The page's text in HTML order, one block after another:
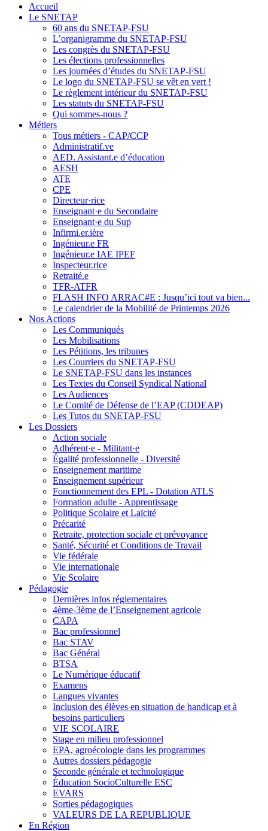
Accueil
Le SNETAP
60 ans du SNETAP-FSU
L’organigramme du SNETAP-FSU
Les congrès du SNETAP-FSU
Les élections professionnelles
Les journées d’études du SNETAP-FSU
Le logo du SNETAP-FSU se vêt en vert !
Le règlement intérieur du SNETAP-FSU
Les statuts du SNETAP-FSU
Qui sommes-nous ?
Métiers
Tous métiers - CAP/CCP
Administratif.ve
AED. Assistant.e d’éducation
AESH
ATE
CPE
Directeur·rice
Enseignant·e du Secondaire
Enseignant·e du Sup
Infirmi.er.ière
Ingénieur.e FR
Ingénieur.e IAE IPEF
Inspecteur.rice
Retraité.e
TFR-ATFR
FLASH INFO ARRAC#E : Jusqu’ici tout va bien...
Le calendrier de la Mobilité de Printemps 2026
Nos Actions
Les Communiqués
Les Mobilisations
Les Pétitions, les tribunes
Les Courriers du SNETAP-FSU
Le SNETAP-FSU dans les instances
Les Textes du Conseil Syndical National
Les Audiences
Le Comité de Défense de l’EAP (CDDEAP)
Les Tutos du SNETAP-FSU
Les Dossiers
Action sociale
Adhérent·e - Militant·e
Égalité professionnelle - Diversité
Enseignement maritime
Enseignement supérieur
Fonctionnement des EPL - Dotation ATLS
Formation adulte - Apprentissage
Politique Scolaire et Laïcité
Précarité
Retraite, protection sociale et prévoyance
Santé, Sécurité et Conditions de Travail
Vie fédérale
Vie internationale
Vie Scolaire
Pédagogie
Dernières infos réglementaires
4ème-3ème de l’Enseignement agricole
CAPA
Bac professionnel
Bac STAV
Bac Général
BTSA
Le Numérique éducatif
Examens
Langues vivantes
Inclusion des élèves en situation de handicap et à
besoins particuliers
VIE SCOLAIRE
Stage en milieu professionnel
EPA, agroécologie dans les programmes
Autres dossiers pédagogie
Seconde générale et technologique
Éducation SocioCulturelle ESC
EVARS
Sorties pédagogiques
VALEURS DE LA REPUBLIQUE
En Région